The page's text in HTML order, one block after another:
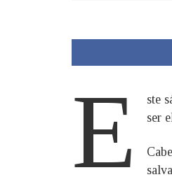
E
ste
ser